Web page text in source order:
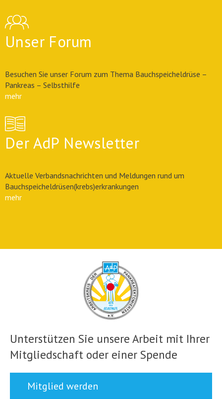
Unser Forum
Besuchen Sie unser Forum zum Thema Bauchspeicheldrüse –
Pankreas – Selbsthilfe
mehr
Der AdP Newsletter
Aktuelle Verbandsnachrichten und Meldungen rund um
Bauchspeicheldrüsen(krebs)erkrankungen
mehr
Unterstützen Sie unsere Arbeit mit Ihrer
Mitgliedschaft oder einer Spende
Mitglied werden